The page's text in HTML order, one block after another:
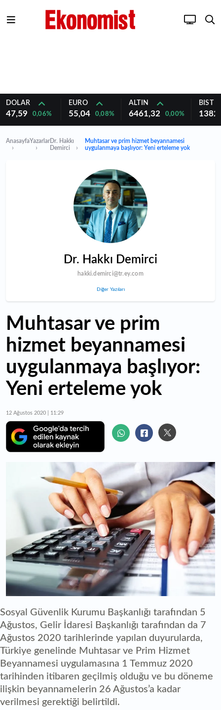
DOLAR
47,59 0,06%
EURO
55,04 0,08%
ALTIN
6461,32 0,00%
BIST
AnasayfaYazarlarDr. Hakkı
Demirci
Muhtasar ve prim hizmet beyannamesi
uygulanmaya başlıyor: Yeni erteleme yok
Dr. Hakkı Demirci
hakki.demirci@tr.ey.com
Diğer Yazıları
Muhtasar ve prim
hizmet beyannamesi
uygulanmaya başlıyor:
Yeni erteleme yok
12 Ağustos 2020 | 11:29
Sosyal Güvenlik Kurumu Başkanlığı tarafından 5
Ağustos, Gelir İdaresi Başkanlığı tarafından da 7
Ağustos 2020 tarihlerinde yapılan duyurularda,
Türkiye genelinde Muhtasar ve Prim Hizmet
Beyannamesi uygulamasına 1 Temmuz 2020
tarihinden itibaren geçilmiş olduğu ve bu döneme
ilişkin beyannamelerin 26 Ağustos’a kadar
verilmesi gerektiği belirtildi.